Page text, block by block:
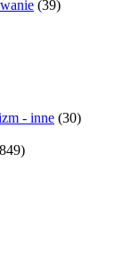
(39)
- inne (30)